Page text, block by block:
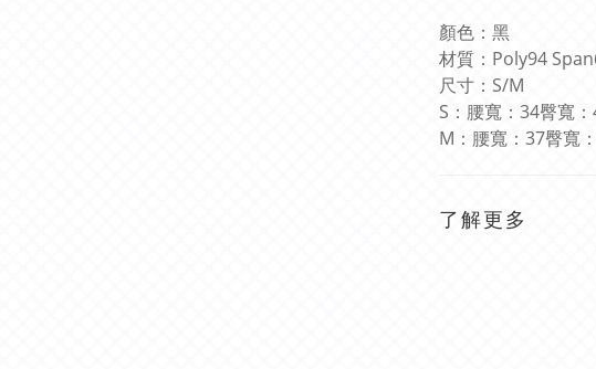
顏色：黑
材質： Poly94
尺寸： S/M
S ：腰寬： 34臀寬：
M ：腰寬： 37臀寬：
了解更多